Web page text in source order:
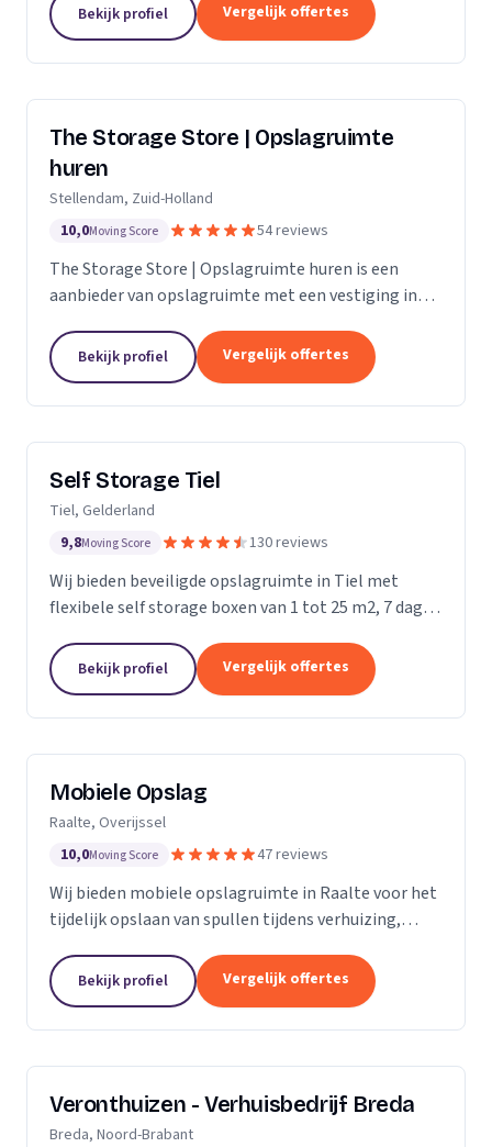
Bekijk profiel Vergelijk offertes
The Storage Store | Opslagruimte
huren
Stellendam, Zuid-Holland
10,0Moving Score 54 reviews
The Storage Store | Opslagruimte huren is een
aanbieder van opslagruimte met een vestiging in
Bekijk profiel Vergelijk offertes
Self Storage Tiel
Tiel, Gelderland
9,8Moving Score 130 reviews
Wij bieden beveiligde opslagruimte in Tiel met
flexibele self storage boxen van 1 tot 25 m2, 7 dagen
Bekijk profiel Vergelijk offertes
Mobiele Opslag
Raalte, Overijssel
10,0Moving Score 47 reviews
Wij bieden mobiele opslagruimte in Raalte voor het
tijdelijk opslaan van spullen tijdens verhuizing,
Bekijk profiel Vergelijk offertes
Veronthuizen - Verhuisbedrijf Breda
Breda, Noord-Brabant